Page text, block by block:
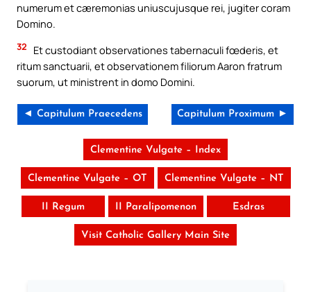
numerum et cæremonias uniuscujusque rei, jugiter coram
Domino.
32
Et custodiant observationes tabernaculi fœderis, et
ritum sanctuarii, et observationem filiorum Aaron fratrum
suorum, ut ministrent in domo Domini.
◄ Capitulum Praecedens Capitulum Proximum ►
Clementine Vulgate – Index
Clementine Vulgate – OT Clementine Vulgate – NT
II Regum II Paralipomenon Esdras
Visit Catholic Gallery Main Site